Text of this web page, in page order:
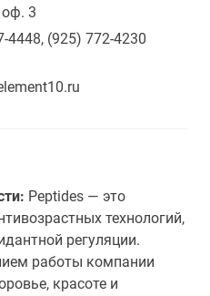
3
4448, (925) 772-4230
Peptides — это
технологий,
регуляции.
работы компании
красоте и